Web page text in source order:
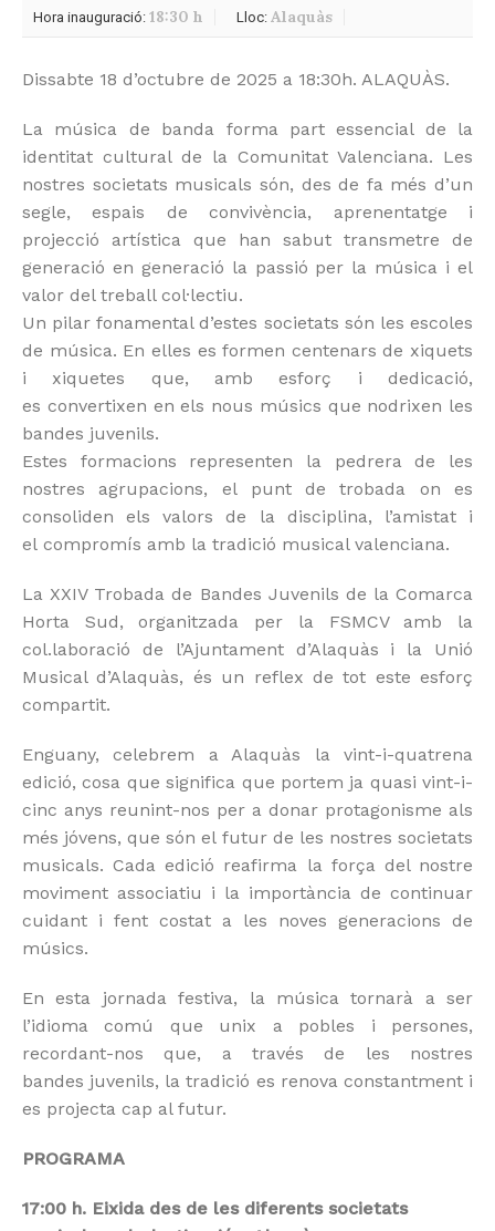
Hora inauguració: 18:30 h Lloc: Alaquàs
Dissabte 18 d’octubre de 2025 a 18:30h. ALAQUÀS.
La música de banda forma part essencial de la
identitat cultural de la Comunitat Valenciana. Les
nostres societats musicals són, des de fa més d’un
segle, espais de convivència, aprenentatge i
projecció artística que han sabut transmetre de
generació en generació la passió per la música i el
valor del treball col·lectiu.
Un pilar fonamental d’estes societats són les escoles
de música. En elles es formen centenars de xiquets
i xiquetes que, amb esforç i dedicació,
es convertixen en els nous músics que nodrixen les
bandes juvenils.
Estes formacions representen la pedrera de les
nostres agrupacions, el punt de trobada on es
consoliden els valors de la disciplina, l’amistat i
el compromís amb la tradició musical valenciana.
La XXIV Trobada de Bandes Juvenils de la Comarca
Horta Sud, organitzada per la FSMCV amb la
col.laboració de l’Ajuntament d’Alaquàs i la Unió
Musical d’Alaquàs, és un reflex de tot este esforç
compartit.
Enguany, celebrem a Alaquàs la vint-i-quatrena
edició, cosa que significa que portem ja quasi vint-i-
cinc anys reunint-nos per a donar protagonisme als
més jóvens, que són el futur de les nostres societats
musicals. Cada edició reafirma la força del nostre
moviment associatiu i la importància de continuar
cuidant i fent costat a les noves generacions de
músics.
En esta jornada festiva, la música tornarà a ser
l’idioma comú que unix a pobles i persones,
recordant-nos que, a través de les nostres
bandes juvenils, la tradició es renova constantment i
es projecta cap al futur.
PROGRAMA
17:00 h. Eixida des de les diferents societats